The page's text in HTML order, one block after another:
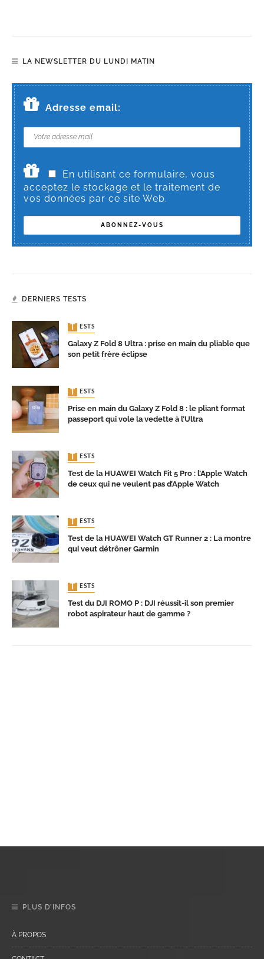
LA NEWSLETTER DU LUNDI MATIN
Adresse email:
En utilisant ce formulaire, vous
acceptez le stockage et le traitement de
vos données par ce site Web.
DERNIERS TESTS
TESTS
Galaxy Z Fold 8 Ultra : prise en main du pliable que
son petit frère éclipse
TESTS
Prise en main du Galaxy Z Fold 8 : le pliant format
passeport qui vole la vedette à l’Ultra
TESTS
Test de la HUAWEI Watch Fit 5 Pro : l’Apple Watch
de ceux qui ne veulent pas d’Apple Watch
TESTS
Test de la HUAWEI Watch GT Runner 2 : La montre
qui veut détrôner Garmin
TESTS
Test du DJI ROMO P : DJI réussit-il son premier
robot aspirateur haut de gamme ?
PLUS D’INFOS
À PROPOS